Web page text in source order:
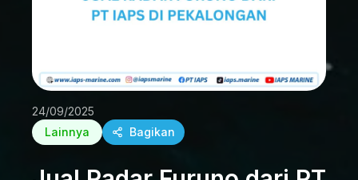
24/09/2025
Lainnya
Bagikan